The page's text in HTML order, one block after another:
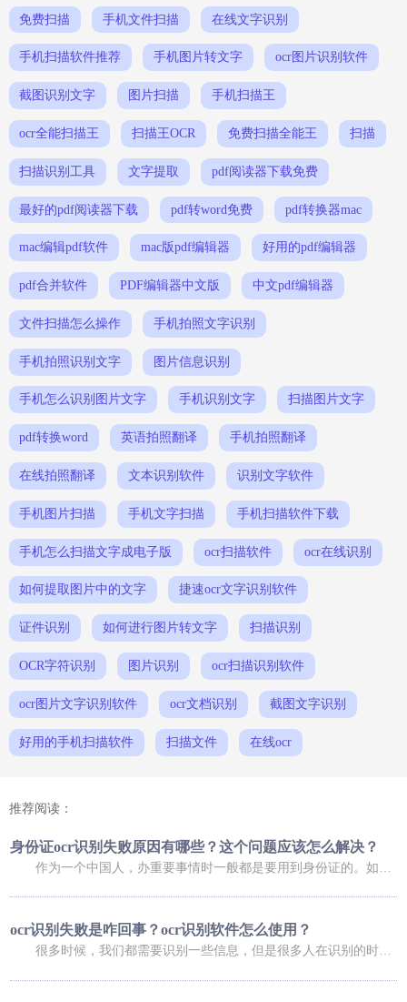
免费扫描 手机文件扫描 在线文字识别
手机扫描软件推荐 手机图片转文字 ocr图片识别软件
截图识别文字 图片扫描 手机扫描王
ocr全能扫描王 扫描王OCR 免费扫描全能王 扫描
扫描识别工具 文字提取 pdf阅读器下载免费
最好的pdf阅读器下载 pdf转word免费 pdf转换器mac
mac编辑pdf软件 mac版pdf编辑器 好用的pdf编辑器
pdf合并软件 PDF编辑器中文版 中文pdf编辑器
文件扫描怎么操作 手机拍照文字识别
手机拍照识别文字 图片信息识别
手机怎么识别图片文字 手机识别文字 扫描图片文字
pdf转换word 英语拍照翻译 手机拍照翻译
在线拍照翻译 文本识别软件 识别文字软件
手机图片扫描 手机文字扫描 手机扫描软件下载
手机怎么扫描文字成电子版 ocr扫描软件 ocr在线识别
如何提取图片中的文字 捷速ocr文字识别软件
证件识别 如何进行图片转文字 扫描识别
OCR字符识别 图片识别 ocr扫描识别软件
ocr图片文字识别软件 ocr文档识别 截图文字识别
好用的手机扫描软件 扫描文件 在线ocr
推荐阅读：
身份证ocr识别失败原因有哪些？这个问题应该怎么解决？
ocr识别失败是咋回事？ocr识别软件怎么使用？
很多时候，我们都需要识别一些信息，但是很多人在识别的时候，发现信息识别失败了，这是咋回事呢，下面小编就给大家介绍一下ocr识别失败是咋回事？ocr识别软件怎么使用？大家可以了解一下。 ocr识别失败是咋回事 1、你的手机倾斜角度过大，造成图像变形严重，在矫正图像变形过程中，会降低图像质量，造成识别率低；